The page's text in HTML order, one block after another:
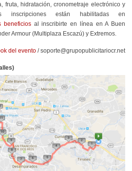
fruta, hidratación, cronometraje electrónico y
están habilitadas en
beneficiosal inscribirte en línea en A Buen
Armour (Multiplaza Escazú) y Extremos.
del evento / soporte@grupopublicitariocr.net